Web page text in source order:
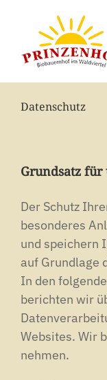
springen
Datenschutz
Grundsatz für
Der Schutz
besonderes
und speichern
auf Grundlage
In den
berichten wir
Websites. Wir
nehmen.